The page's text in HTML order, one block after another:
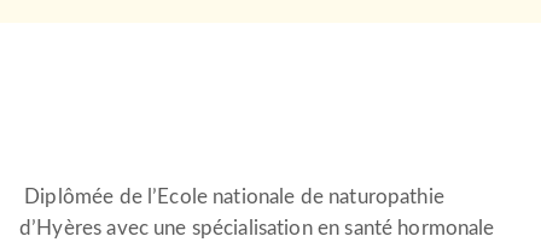
Diplômée de l’Ecole nationale de naturopathie
d’Hyères avec une spécialisation en santé hormonale